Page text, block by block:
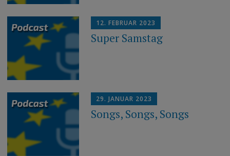
12. FEBRUAR 2023
Super Samstag
29. JANUAR 2023
Songs, Songs, Songs